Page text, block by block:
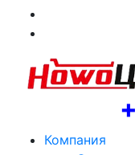
Компания